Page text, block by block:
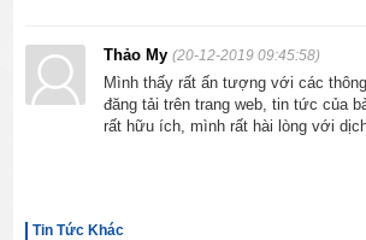
Thảo My(20-12-2019 09:45:58)
Mình thấy rất ấn tượng với các
đăng tải trên trang web, tin tức của
rất hữu ích, mình rất hài lòng với
Tin Tức Khác